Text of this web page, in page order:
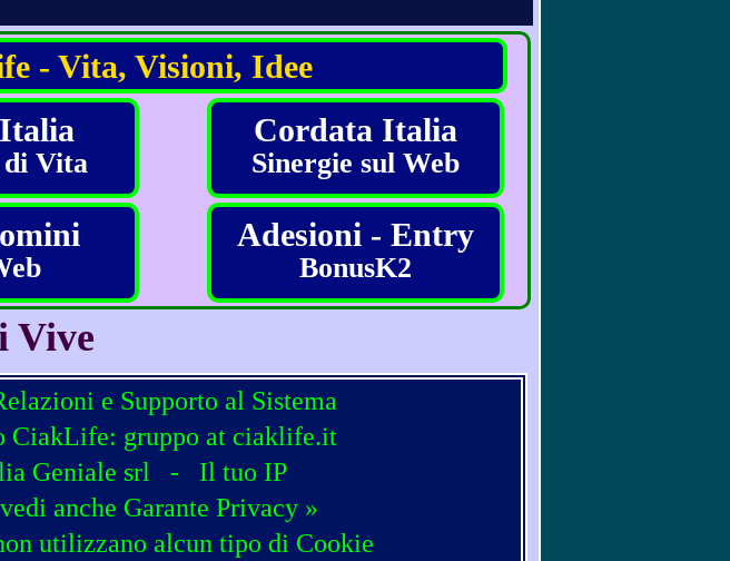
- Vita, Visioni, Idee
Vita
Cordata Italia
Sinergie sul Web
Adesioni - Entry
BonusK2
Vive
e Supporto al Sistema
CiakLife: gruppo at ciaklife.it
Geniale srl - Il tuo IP
vedi anche Garante Privacy »
utilizzano alcun tipo di Cookie